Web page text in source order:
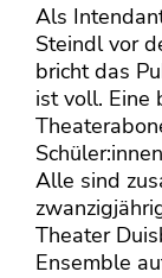
Als
Steindl vor
bricht das
ist voll. Eine
Alle sind
Theater
Ensemble